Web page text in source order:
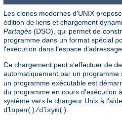
Les clones modernes d'UNIX
édition de liens et chargement
Partagés (DSO), qui permet de
programme dans un format spécial
l'exécution dans l'espace
Ce chargement peut s'effectuer de
automatiquement par un programme
un programme exécutable est
du programme en cours d'exécution
système vers le chargeur Unix à
dlopen()/dlsym()